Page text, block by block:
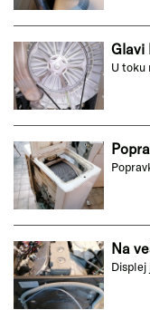
Glavi
U toku
Na
Displej